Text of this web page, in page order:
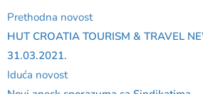
Prethodna novost
HUT CROATIA TOURISM & TRAVEL
31.03.2021.
Iduća novost